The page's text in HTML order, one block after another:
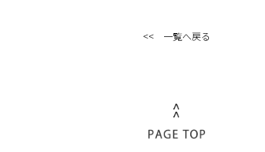
<< 一覧へ戻る